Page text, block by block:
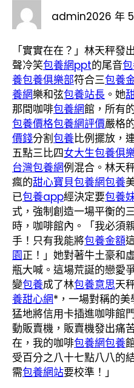
admin2026 年
「實實在在？」林天秤發
聲冷笑包養網ppt的尾音
養包養俱樂部符合三包養
養網樂和弦包養站長 。她
那間咖啡包養網館，所有
包養價格包養網評價嚴格
價錢分割包養比例擺放，
五點三比四女大生包養俱
台灣包養網例混合。林天
瘋的甜心寶貝包養網包養
已包養app經決定要包養
式，強制創造一場平衡的
時，咖啡館內。「我必須
手！只有我能將包養金額
園正！」她對著牛土豪和
瓶大喊。這場荒誕的戀愛
變包養成了林包養意思天
養甜心網*，一場對稱的
猛地將信用卡插進咖啡館
動販賣機，販賣機發出痛
在，我的咖啡包養網包養
受百分之八十七點八八的
需包養網站要校準！」